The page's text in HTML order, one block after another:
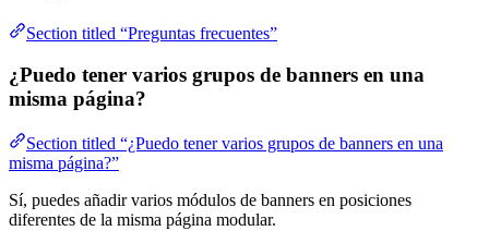
Section titled “Preguntas frecuentes”
¿Puedo tener varios grupos de banners en una
misma página?
Section titled “¿Puedo tener varios grupos de banners en una
misma página?”
Sí, puedes añadir varios módulos de banners en posiciones
diferentes de la misma página modular.